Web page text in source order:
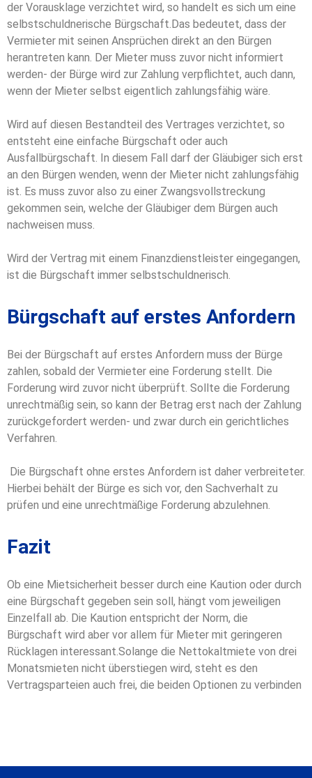
der Vorausklage verzichtet wird, so handelt es sich um eine
selbstschuldnerische Bürgschaft. Das bedeutet, dass der
Vermieter mit seinen Ansprüchen direkt an den Bürgen
herantreten kann. Der Mieter muss zuvor nicht informiert
werden- der Bürge wird zur Zahlung verpflichtet, auch dann,
wenn der Mieter selbst eigentlich zahlungsfähig wäre.
Wird auf diesen Bestandteil des Vertrages verzichtet, so
entsteht eine einfache Bürgschaft oder auch
Ausfallbürgschaft. In diesem Fall darf der Gläubiger sich erst
an den Bürgen wenden, wenn der Mieter nicht zahlungsfähig
ist. Es muss zuvor also zu einer Zwangsvollstreckung
gekommen sein, welche der Gläubiger dem Bürgen auch
nachweisen muss.
Wird der Vertrag mit einem Finanzdienstleister eingegangen,
ist die Bürgschaft immer selbstschuldnerisch.
Bürgschaft auf erstes Anfordern
Bei der Bürgschaft auf erstes Anfordern muss der Bürge
zahlen, sobald der Vermieter eine Forderung stellt. Die
Forderung wird zuvor nicht überprüft. Sollte die Forderung
unrechtmäßig sein, so kann der Betrag erst nach der Zahlung
zurückgefordert werden- und zwar durch ein gerichtliches
Verfahren.
Die Bürgschaft ohne erstes Anfordern ist daher verbreiteter.
Hierbei behält der Bürge es sich vor, den Sachverhalt zu
prüfen und eine unrechtmäßige Forderung abzulehnen.
Fazit
Ob eine Mietsicherheit besser durch eine Kaution oder durch
eine Bürgschaft gegeben sein soll, hängt vom jeweiligen
Einzelfall ab. Die Kaution entspricht der Norm, die
Bürgschaft wird aber vor allem für Mieter mit geringeren
Rücklagen interessant. Solange die Nettokaltmiete von drei
Monatsmieten nicht überstiegen wird, steht es den
Vertragsparteien auch frei, die beiden Optionen zu verbinden